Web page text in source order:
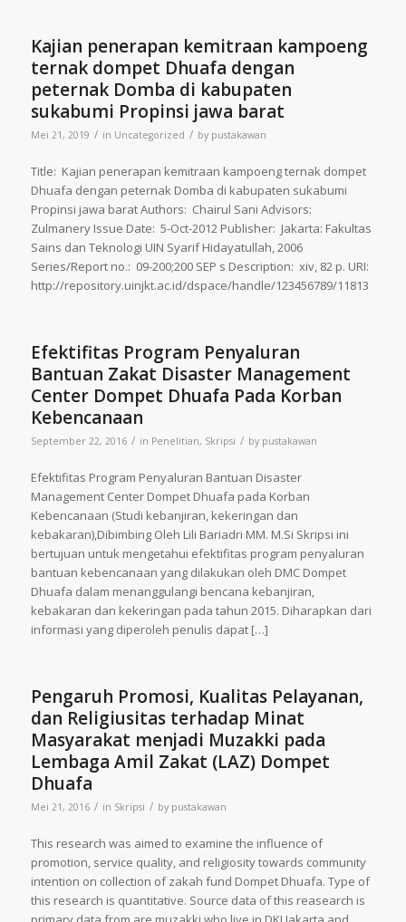
Kajian penerapan kemitraan kampoeng
ternak dompet Dhuafa dengan
peternak Domba di kabupaten
sukabumi Propinsi jawa barat
Mei 21, 2019 / in Uncategorized / by pustakawan
Title: Kajian penerapan kemitraan kampoeng ternak dompet
Dhuafa dengan peternak Domba di kabupaten sukabumi
Propinsi jawa barat Authors: Chairul Sani Advisors:
Zulmanery Issue Date: 5-Oct-2012 Publisher: Jakarta: Fakultas
Sains dan Teknologi UIN Syarif Hidayatullah, 2006
Series/Report no.: 09-200;200 SEP s Description: xiv, 82 p. URI:
http://repository.uinjkt.ac.id/dspace/handle/123456789/11813
Efektifitas Program Penyaluran
Bantuan Zakat Disaster Management
Center Dompet Dhuafa Pada Korban
Kebencanaan
September 22, 2016 / in Penelitian, Skripsi / by pustakawan
Efektifitas Program Penyaluran Bantuan Disaster
Management Center Dompet Dhuafa pada Korban
Kebencanaan (Studi kebanjiran, kekeringan dan
kebakaran),Dibimbing Oleh Lili Bariadri MM. M.Si Skripsi ini
bertujuan untuk mengetahui efektifitas program penyaluran
bantuan kebencanaan yang dilakukan oleh DMC Dompet
Dhuafa dalam menanggulangi bencana kebanjiran,
kebakaran dan kekeringan pada tahun 2015. Diharapkan dari
informasi yang diperoleh penulis dapat […]
Pengaruh Promosi, Kualitas Pelayanan,
dan Religiusitas terhadap Minat
Masyarakat menjadi Muzakki pada
Lembaga Amil Zakat (LAZ) Dompet
Dhuafa
Mei 21, 2016 / in Skripsi / by pustakawan
This research was aimed to examine the influence of
promotion, service quality, and religiosity towards community
intention on collection of zakah fund Dompet Dhuafa. Type of
this research is quantitative. Source data of this reasearch is